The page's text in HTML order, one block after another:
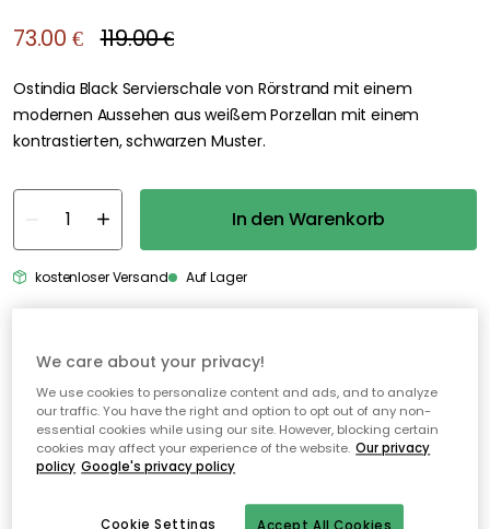
73.00 € 119.00 €
Ostindia Black Servierschale von Rörstrand mit einem
modernen Aussehen aus weißem Porzellan mit einem
kontrastierten, schwarzen Muster.
In den Warenkorb
kostenloser Versand Auf Lager
Sichere Zahlungen
Kostenloser Versand ab 49€*
We care about your privacy!
We use cookies to personalize content and ads, and to analyze
our traffic. You have the right and option to opt out of any non-
essential cookies while using our site. However, blocking certain
cookies may affect your experience of the website. Our privacy
policy Google's privacy policy
Cookie Settings